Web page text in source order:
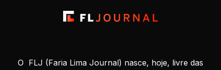
O FLJ (Faria Lima Journal) nasce, hoje, livre das